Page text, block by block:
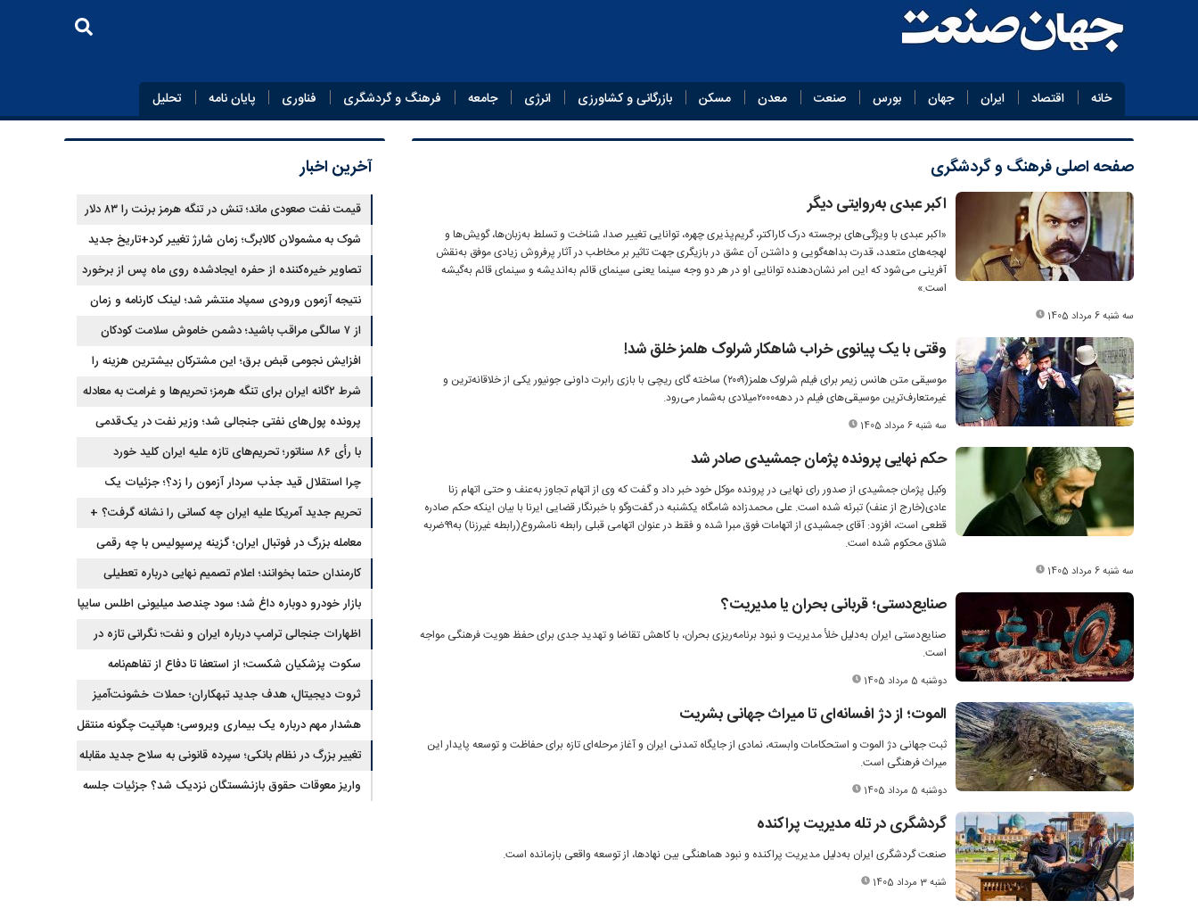
خانه اقتصاد ایران جهان بورس صنعت معدن مسکن بازرگانی و کشاورزی انرژی جامعه فرهنگ و گردشگری فناوری پایان‌ نامه تحلیل
صفحه اصلیفرهنگ و گردشگری
اکبر عبدی به‌روایتی دیگر
«اکبر عبدی با ویژگی‌های برجسته درک کاراکتر‌، گریم‌پذیری چهره‌، توانایی تغییر صدا‌، شناخت و تسلط به‌زبان‌ها‌، گویش‌ها و
لهجه‌های متعدد، قدرت بداهه‌گویی و داشتن آن عشق در بازیگری جهت تاثیر بر مخاطب در آثار پرفروش زیادی موفق به‌نقش
آفرینی می‌شود که این امر نشان‌دهنده توانایی او در هر دو وجه سینما یعنی سینمای قائم به‌اندیشه و سینمای قائم به‌گیشه
است.»
سه شنبه 6 مرداد 1405
وقتی با یک پیانوی خراب شاهکار شرلوک هلمز خلق شد!
موسیقی متن هانس زیمر برای فیلم شرلوک هلمز(۲۰۰۹) ساخته گای ریچی با بازی رابرت داونی جونیور یکی از خلاقانه‌ترین و
غیرمتعارف‌ترین موسیقی‌های فیلم در دهه۲۰۰۰میلادی به‌شمار می‌رود.
سه شنبه 6 مرداد 1405
حکم نهایی پرونده پژمان جمشیدی صادر شد
وکیل پژمان جمشیدی از صدور رای نهایی در پرونده موکل خود خبر داد و گفت که وی از اتهام تجاوز به‌عنف و حتی اتهام زنا
عادی(خارج از عنف) تبرئه شده است. علی محمدزاده شامگاه یکشنبه در گفت‌وگو با خبرنگار قضایی ایرنا با بیان اینکه حکم صادره
قطعی است، افزود: آقای جمشیدی از اتهامات فوق مبرا شده و فقط در عنوان اتهامی قبلی رابطه نامشروع(رابطه غیر‌زنا) به‌۹۹ضربه
شلاق محکوم شده است.
سه شنبه 6 مرداد 1405
صنایع‌دستی؛ قربانی بحران یا مدیریت؟
صنایع‌دستی ایران به‌دلیل خلأ مدیریت و نبود برنامه‌ریزی بحران، با کاهش تقاضا و تهدید جدی برای حفظ هویت فرهنگی مواجه
است.
دوشنبه 5 مرداد 1405
الموت؛ از دژ افسانه‌ای تا میراث جهانی بشریت
ثبت جهانی دژ الموت و استحکامات وابسته، نمادی از جایگاه تمدنی ایران و آغاز مرحله‌ای تازه برای حفاظت و توسعه پایدار این
میراث فرهنگی است.
دوشنبه 5 مرداد 1405
گردشگری در تله مدیریت پراکنده
صنعت گردشگری ایران به‌دلیل مدیریت پراکنده و نبود هماهنگی بین نهادها، از توسعه واقعی بازمانده است.
شنبه 3 مرداد 1405
آخرین اخبار
قیمت نفت صعودی ماند؛ تنش در تنگه هرمز برنت را ۸۳ دلار
کردشوک به مشمولان کالابرگ؛ زمان شارژ تغییر کرد+تاریخ جدید
تصاویر خیره‌کننده از حفره ایجادشده روی ماه پس از برخورد
موشک فالکون ۹
نتیجه آزمون ورودی سمپاد منتشر شد؛ لینک کارنامه و زمان
ثبت‌ناماز ۷ سالگی مراقب باشید؛ دشمن خاموش سلامت کودکان
شناسایی شد
افزایش نجومی قبض برق؛ این مشترکان بیشترین هزینه را
می‌پردازندشرط ۲گانه ایران برای تنگه هرمز؛ تحریم‌ها و غرامت به معادله
برگشتند
پرونده پول‌های نفتی جنجالی شد؛ وزیر نفت در یک‌قدمی
استیضاح
با رأی ۸۶ سناتور؛ تحریم‌های تازه علیه ایران کلید خورد
چرا استقلال قید جذب سردار آزمون را زد؟؛ جزئیات یک
انتقال منتفی
تحریم جدید آمریکا علیه ایران چه کسانی را نشانه گرفت؟ +
جزئیات
معامله بزرگ در فوتبال ایران؛ گزینه پرسپولیس با چه رقمی
جابه‌جا شد؟
کارمندان حتما بخوانند؛ اعلام تصمیم نهایی درباره تعطیلی
ادارات شنبه
بازار خودرو دوباره داغ شد؛ سود چندصد میلیونی اطلس سایپا
اظهارات جنجالی ترامپ درباره ایران و نفت؛ نگرانی تازه در
بازار انرژی
سکوت پزشکیان شکست؛ از استعفا تا دفاع از تفاهم‌نامه
جنجالی
ثروت دیجیتال، هدف جدید تبهکاران؛ حملات خشونت‌آمیز
رمزارزی افزایش یافت
هشدار مهم درباره یک بیماری ویروسی؛ هپاتیت چگونه منتقل
می‌شود؟
تغییر بزرگ در نظام بانکی؛ سپرده قانونی به سلاح جدید مقابله
با تورم تبدیل شد
واریز معوقات حقوق بازنشستگان نزدیک شد؟ جزئیات جلسه